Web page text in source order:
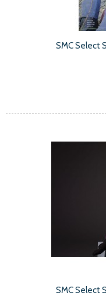
SMC Select
SMC Select